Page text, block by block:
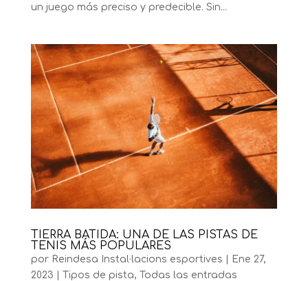
un juego más preciso y predecible. Sin...
TIERRA BATIDA: UNA DE LAS PISTAS DE
TENIS MÁS POPULARES
por Reindesa Instal·lacions esportives
Ene 27,
2023
Tipos de pista, Todas las entradas